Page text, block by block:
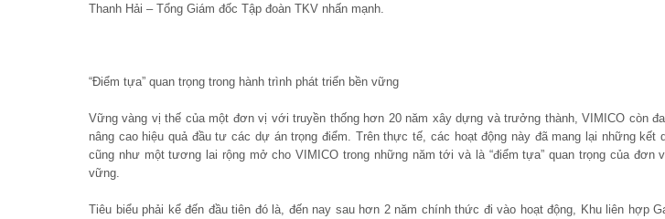
Thanh Hải – Tổng Giám đốc Tập đoàn TKV nhấn mạnh.
“Điểm tựa” quan trọng trong hành trình phát triển bền vững
Vững vàng vị thế của một đơn vị với truyền thống hơn 20 năm xây dựng và trưởng thành, VIMICO còn
nâng cao hiệu quả đầu tư các dự án trọng điểm. Trên thực tế, các hoạt động này đã mang lại những kết
cũng như một tương lai rộng mở cho VIMICO trong những năm tới và là “điểm tựa” quan trọng của đơn
vững.
Tiêu biểu phải kể đến đầu tiên đó là, đến nay sau hơn 2 năm chính thức đi vào hoạt động, Khu liên hợp